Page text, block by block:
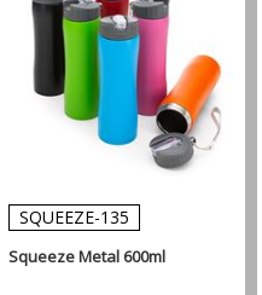
SQUEEZE-135
Squeeze Metal 600ml